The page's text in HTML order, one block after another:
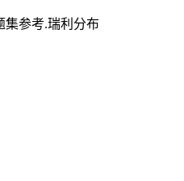
集参考.瑞利分布